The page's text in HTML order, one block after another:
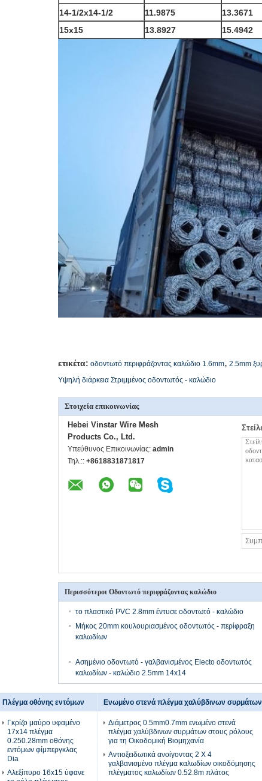
14-1/2x14-1/2
11.9875 13.3671
15x15
13.8927 15.4942
ετικέτα: οδοντωτό περιφράζοντας καλώδιο 1.6mm, 2.5mm
Υψηλή διάρκεια Στριμμένος οδοντωτός - καλώδιο
Στοιχεία επικοινωνίας
Hebei Vinstar Wire Mesh
Products Co., Ltd.
Υπεύθυνος Επικοινωνίας: admin
Τηλ.:: +8618831871817
Περισσότεροι Οδοντωτό περιφράζοντας καλώδιο
το πλαστικό PVC 2.8mm έντυσε οδοντωτό - καλώδιο
Μήκος 20mm κουλουριασμένος οδοντωτός - περίφραξη
καλωδίων
Ασημένιο οδοντωτό - γαλβανισμένος Electo οδοντωτός
καλωδίων - καλώδιο 2.5mm 14x14
Πλέγμα οθόνης εντόμων
Γκρίζο μαύρο υφαμένο
17x14 πλέγμα
0.250.28mm οθόνης
εντόμων φίμπεργκλας
Dia
Αλεξίπυρο 16x15 ύφανε
Ενωμένο στενά πλέγμα χαλύβδινων συρμάτων
Διάμετρος 0.5mm0.7mm ενωμένο στενά
πλέγμα χαλύβδινων συρμάτων στους ρόλους
για τη Οικοδομική Βιομηχανία
Αντιοξειδωτικά ανοίγοντας 2 X 4
γαλβανισμένο πλέγμα καλωδίων οικοδόμησης
πλέγματος καλωδίων 0.52.8m πλάτος